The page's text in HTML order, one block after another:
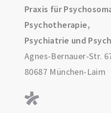
Praxis für
Psychotherapie,
Psychiatrie und
Agnes-Bernauer-Str.
80687 München-Laim